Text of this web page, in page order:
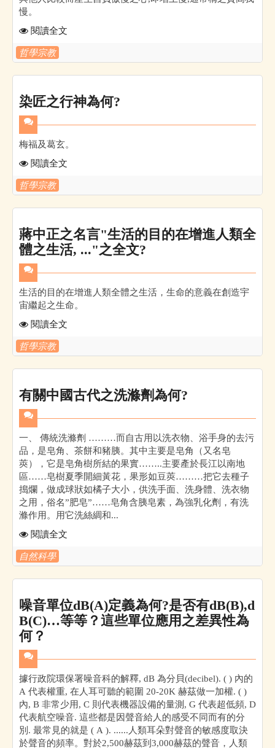
慢。
閱讀全文
哲學宗教
染匠之行神為何?
梅福及葛玄。
閱讀全文
哲學宗教
蔣中正之名言"生活的目的在增進人類全
體之生活, ..."之全文?
生活的目的在增進人類全體之生活，生命的意義在創造宇
宙繼起之生命。
閱讀全文
哲學宗教
有關中國古代之洗滌劑為何?
一、 傳統洗滌劑 ………而自古用以洗衣物、浴手身的去污
品，是皂角、茶餅和豬胰。其中主要是皂角（又名皂
莢），它是皂角樹所結的果實……..主要產於長江以南地
區……皂樹夏季開細黃花，果形如豆莢………把它去種子
搗爛，做成球狀如橘子大小，供洗手面、洗身體、洗衣物
之用，俗名”肥皂”……皂角含胰皂素，為強乳化劑，有洗
滌作用。用它洗絲綢和...
閱讀全文
自然科學
噪音單位dB(A)定義為何?是否有dB(B),d
B(C)…等等？這些單位應用之差異性為
何？
據行政院環保署噪音科的解釋, dB 為分貝(decibel). ( ) 內的
A 代表權重, 在人耳可聽的範圍 20-20K 赫茲做一加權. ( )
內, B 非常少用, C 則代表機器設備的量測, G 代表超低頻, D
代表航空噪音. 這些都是因聲音給人的感受不同而有的分
別. 最常見的就是 ( A ). ......人類耳朵對聲音的敏感度取決
於聲音的頻率。對於2,500赫茲到3,000赫茲的聲音，人類